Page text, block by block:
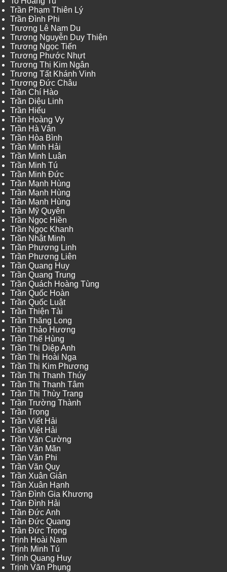
Trần Phạm Thiên Lý
Trần Đình Phi
Trương Lê Nam Du
Trương Nguyễn Duy Thiện
Trương Ngọc Tiến
Trương Phước Nhựt
Trương Thị Kim Ngân
Trương Tất Khánh Vinh
Trương Đức Châu
Trần Chí Hào
Trần Diệu Linh
Trần Hiếu
Trần Hoàng Vy
Trần Hà Vân
Trần Hòa Bình
Trần Minh Hải
Trần Minh Luân
Trần Minh Tú
Trần Minh Đức
Trần Mạnh Hùng
Trần Mạnh Hùng
Trần Mạnh Hùng
Trần Mỹ Quyên
Trần Ngọc Hiền
Trần Ngọc Khanh
Trần Nhật Minh
Trần Phương Linh
Trần Phương Liên
Trần Quang Huy
Trần Quang Trung
Trần Quách Hoàng Tùng
Trần Quốc Hoàn
Trần Quốc Luật
Trần Thiện Tài
Trần Thăng Long
Trần Thảo Hương
Trần Thế Hùng
Trần Thị Diệp Anh
Trần Thị Hoài Nga
Trần Thị Kim Phương
Trần Thị Thanh Thúy
Trần Thị Thanh Tâm
Trần Thị Thùy Trang
Trần Trường Thành
Trần Trọng
Trần Viết Hải
Trần Việt Hải
Trần Văn Cường
Trần Văn Mãn
Trần Văn Phi
Trần Văn Quy
Trần Xuân Giản
Trần Xuân Hạnh
Trần Đình Gia Khương
Trần Đình Hải
Trần Đức Anh
Trần Đức Quang
Trần Đức Trọng
Trịnh Hoài Nam
Trịnh Minh Tú
Trịnh Quang Huy
Trịnh Văn Phụng